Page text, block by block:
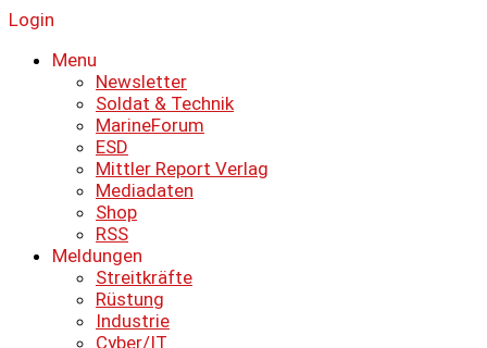
Login
Menu
Newsletter
Soldat & Technik
MarineForum
ESD
Mittler Report Verlag
Mediadaten
Shop
RSS
Meldungen
Streitkräfte
Rüstung
Industrie
Cyber/IT